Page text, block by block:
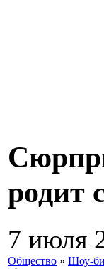
родит
7 июля
Общество » Шоу-